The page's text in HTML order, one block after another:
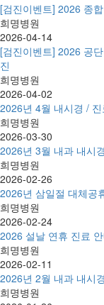
[검진이벤트] 2026 종
희명병원
2026-04-14
[검진이벤트] 2026 공
진
희명병원
2026-04-02
2026년 4월 내시경 / 진
희명병원
2026-03-30
2026년 3월 내과 내시
희명병원
2026-02-26
2026년 삼일절 대체공
희명병원
2026-02-24
2026 설날 연휴 진료
희명병원
2026-02-11
2026년 2월 내과 내시
희명병원